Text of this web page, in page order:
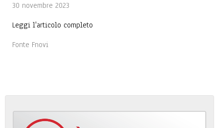
30 novembre 2023
Leggi l'articolo completo
Fonte Fnovi